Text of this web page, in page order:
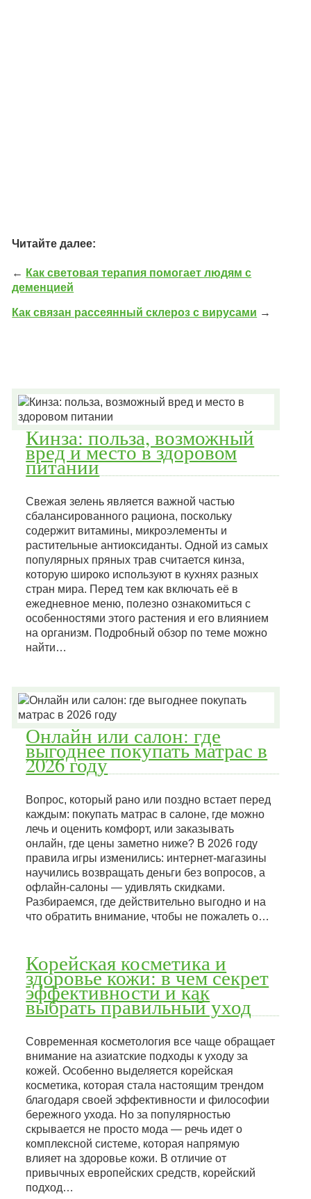
Читайте далее:
← Как световая терапия помогает людям с
деменцией
Как связан рассеянный склероз с вирусами →
Кинза: польза, возможный
вред и место в здоровом
питании
Свежая зелень является важной частью
сбалансированного рациона, поскольку
содержит витамины, микроэлементы и
растительные антиоксиданты. Одной из самых
популярных пряных трав считается кинза,
которую широко используют в кухнях разных
стран мира. Перед тем как включать её в
ежедневное меню, полезно ознакомиться с
особенностями этого растения и его влиянием
на организм. Подробный обзор по теме можно
найти…
Онлайн или салон: где
выгоднее покупать матрас в
2026 году
Вопрос, который рано или поздно встает перед
каждым: покупать матрас в салоне, где можно
лечь и оценить комфорт, или заказывать
онлайн, где цены заметно ниже? В 2026 году
правила игры изменились: интернет-магазины
научились возвращать деньги без вопросов, а
офлайн-салоны — удивлять скидками.
Разбираемся, где действительно выгодно и на
что обратить внимание, чтобы не пожалеть о…
Корейская косметика и
здоровье кожи: в чем секрет
эффективности и как
выбрать правильный уход
Современная косметология все чаще обращает
внимание на азиатские подходы к уходу за
кожей. Особенно выделяется корейская
косметика, которая стала настоящим трендом
благодаря своей эффективности и философии
бережного ухода. Но за популярностью
скрывается не просто мода — речь идет о
комплексной системе, которая напрямую
влияет на здоровье кожи. В отличие от
привычных европейских средств, корейский
подход…